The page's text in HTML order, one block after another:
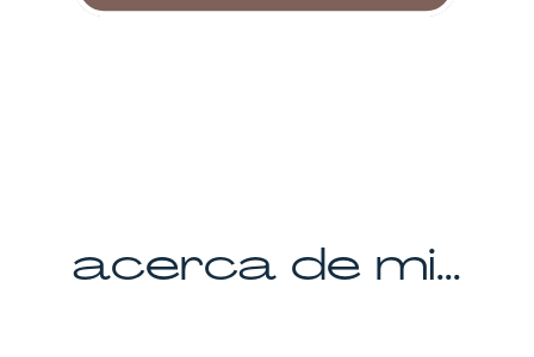
acerca de mi...